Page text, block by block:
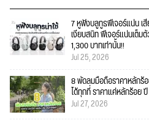
7 หูฟังบลูทูธฟีเจอร์แน่น เ
เงียบสนิท ฟีเจอร์แน่นเต็
1,300 บาทเท่านั้น!!
Jul 25, 2026
8 พัดลมมือถือราคาหลักร้
ได้ทุกที่ ราคาแค่หลักร้อย
Jul 27, 2026